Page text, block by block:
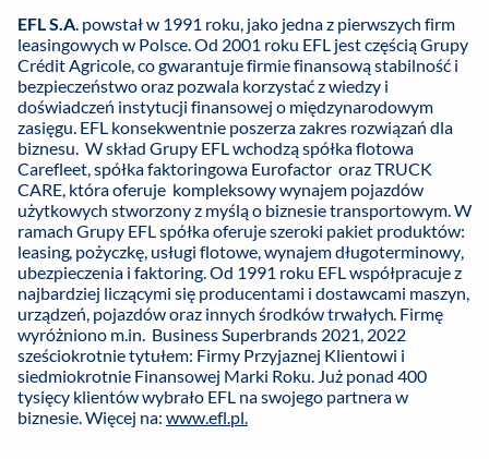
EFL S.A. powstał w 1991 roku, jako jedna z pierwszych firm
leasingowych w Polsce. Od 2001 roku EFL jest częścią Grupy
Crédit Agricole, co gwarantuje firmie finansową stabilność i
bezpieczeństwo oraz pozwala korzystać z wiedzy i
doświadczeń instytucji finansowej o międzynarodowym
zasięgu. EFL konsekwentnie poszerza zakres rozwiązań dla
biznesu. W skład Grupy EFL wchodzą spółka flotowa
Carefleet, spółka faktoringowa Eurofactor oraz TRUCK
CARE, która oferuje kompleksowy wynajem pojazdów
użytkowych stworzony z myślą o biznesie transportowym. W
ramach Grupy EFL spółka oferuje szeroki pakiet produktów:
leasing, pożyczkę, usługi flotowe, wynajem długoterminowy,
ubezpieczenia i faktoring. Od 1991 roku EFL współpracuje z
najbardziej liczącymi się producentami i dostawcami maszyn,
urządzeń, pojazdów oraz innych środków trwałych. Firmę
wyróżniono m.in. Business Superbrands 2021, 2022
sześciokrotnie tytułem: Firmy Przyjaznej Klientowi i
siedmiokrotnie Finansowej Marki Roku. Już ponad 400
tysięcy klientów wybrało EFL na swojego partnera w
biznesie. Więcej na: www.efl.pl.